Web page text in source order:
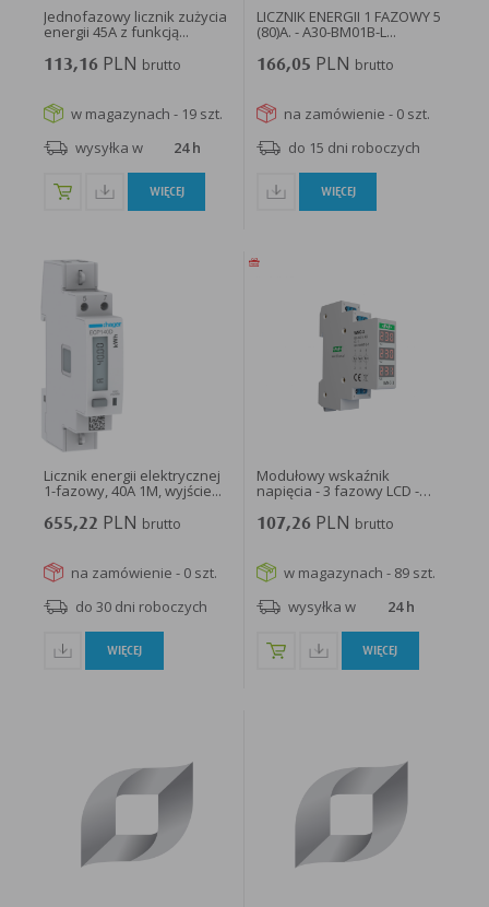
Jednofazowy licznik zużycia
energii 45A z funkcją...
113,16PLN brutto
w magazynach - 19 szt.
wysyłka w
24 h
WIĘCEJ
LICZNIK ENERGII 1 FAZOWY 5
(80)A. - A30-BM01B-L...
166,05 PLN brutto
na zamówienie - 0 szt.
do 15 dni roboczych
WIĘCEJ
Licznik energii elektrycznej
1-fazowy, 40A 1M, wyjście...
655,22 PLN brutto
na zamówienie - 0 szt.
do 30 dni roboczych
WIĘCEJ
Modułowy wskaźnik
napięcia - 3 fazowy LCD -
WNC-3...
107,26 PLN brutto
w magazynach - 89 szt.
wysyłka w
24 h
WIĘCEJ